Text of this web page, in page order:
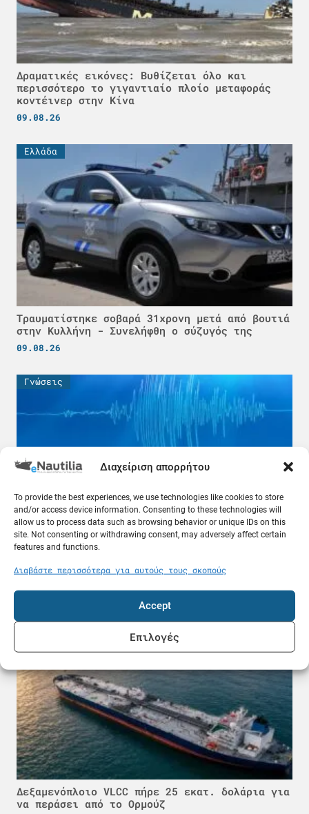
Διαχείριση απορρήτου
To provide the best experiences, we use technologies like cookies to store
and/or access device information. Consenting to these technologies will
allow us to process data such as browsing behavior or unique IDs on this
site. Not consenting or withdrawing consent, may adversely affect certain
features and functions.
Διαβάστε περισσότερα για αυτούς τους σκοπούς
Accept
Επιλογές
Δραματικές εικόνες: Βυθίζεται όλο και
περισσότερο το γιγαντιαίο πλοίο μεταφοράς
κοντέινερ στην Κίνα
09.08.26
Ελλάδα
Τραυματίστηκε σοβαρά 31χρονη μετά από βουτιά
στην Κυλλήνη - Συνελήφθη ο σύζυγός της
09.08.26
Γνώσεις
Τι γίνεται σε περίπτωση σεισμού στη θάλασσα
ερωτήσεις και απαντήσεις
09.08.26
Κόσμος
Δεξαμενόπλοιο VLCC πήρε 25 εκατ. δολάρια για
να περάσει από το Ορμούζ